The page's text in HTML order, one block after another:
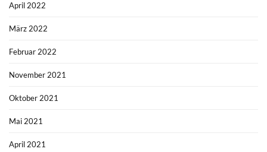
April 2022
März 2022
Februar 2022
November 2021
Oktober 2021
Mai 2021
April 2021